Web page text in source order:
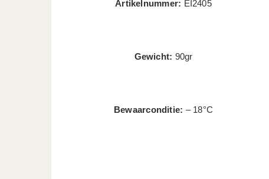
Artikelnummer: EI2405
Gewicht: 90gr
Bewaarconditie: – 18°C